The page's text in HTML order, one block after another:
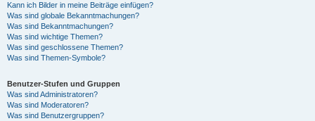
Kann ich Bilder in meine Beiträge einfügen?
Was sind globale Bekanntmachungen?
Was sind Bekanntmachungen?
Was sind wichtige Themen?
Was sind geschlossene Themen?
Was sind Themen-Symbole?
Benutzer-Stufen und Gruppen
Was sind Administratoren?
Was sind Moderatoren?
Was sind Benutzergruppen?